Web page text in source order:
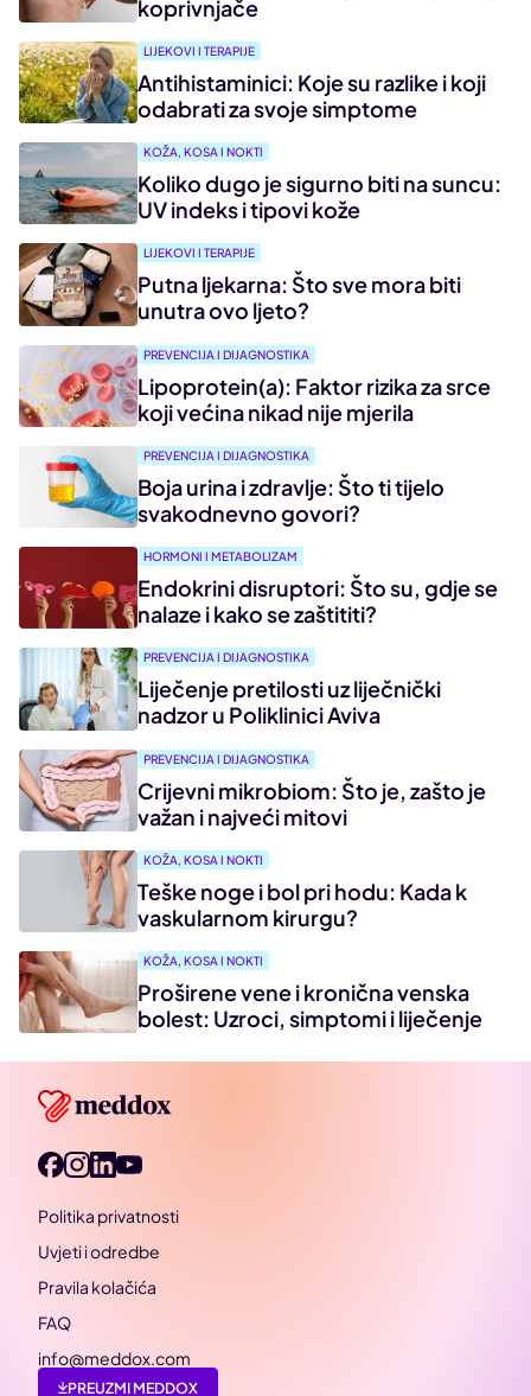
koprivnjače
LIJEKOVI I TERAPIJE
Antihistaminici: Koje su razlike i koji
odabrati za svoje simptome
KOŽA, KOSA I NOKTI
Koliko dugo je sigurno biti na suncu:
UV indeks i tipovi kože
LIJEKOVI I TERAPIJE
Putna ljekarna: Što sve mora biti
unutra ovo ljeto?
PREVENCIJA I DIJAGNOSTIKA
Lipoprotein(a): Faktor rizika za srce
koji većina nikad nije mjerila
PREVENCIJA I DIJAGNOSTIKA
Boja urina i zdravlje: Što ti tijelo
svakodnevno govori?
HORMONI I METABOLIZAM
Endokrini disruptori: Što su, gdje se
nalaze i kako se zaštititi?
PREVENCIJA I DIJAGNOSTIKA
Liječenje pretilosti uz liječnički
nadzor u Poliklinici Aviva
PREVENCIJA I DIJAGNOSTIKA
Crijevni mikrobiom: Što je, zašto je
važan i najveći mitovi
KOŽA, KOSA I NOKTI
Teške noge i bol pri hodu: Kada k
vaskularnom kirurgu?
KOŽA, KOSA I NOKTI
Proširene vene i kronična venska
bolest: Uzroci, simptomi i liječenje
Politika privatnosti
Uvjeti i odredbe
Pravila kolačića
FAQ
info@meddox.com
PREUZMI MEDDOX